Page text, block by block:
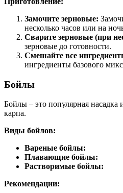
Замочите зерновые:
несколько часов или на
Сварите зерновые (при
зерновые до готовности.
Смешайте все
ингредиенты базового
Бойлы
Бойлы – это популярная насадка
карпа.
Виды бойлов:
Вареные бойлы:
Плавающие бойлы:
Растворимые бойлы:
Рекомендации: